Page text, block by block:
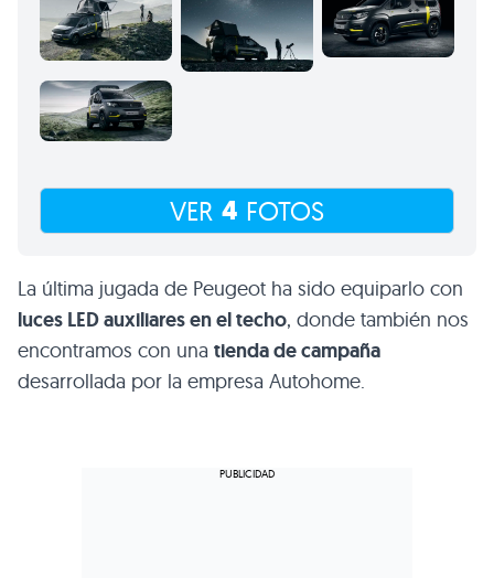
VER 4 FOTOS
La última jugada de Peugeot ha sido equiparlo con
luces LED auxiliares en el techo, donde también nos
encontramos con una tienda de campaña
desarrollada por la empresa Autohome.